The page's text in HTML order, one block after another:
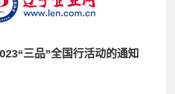
三品”全国行活动的通知